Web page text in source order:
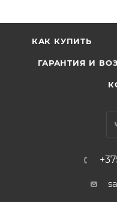
КАК КУПИТЬ
ГАРАНТИЯ И